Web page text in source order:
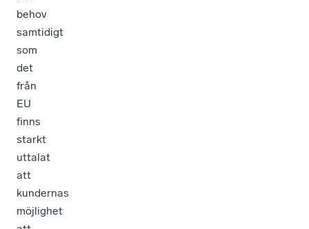
behov
samtidigt
som
det
från
EU
finns
starkt
uttalat
att
kundernas
möjlighet